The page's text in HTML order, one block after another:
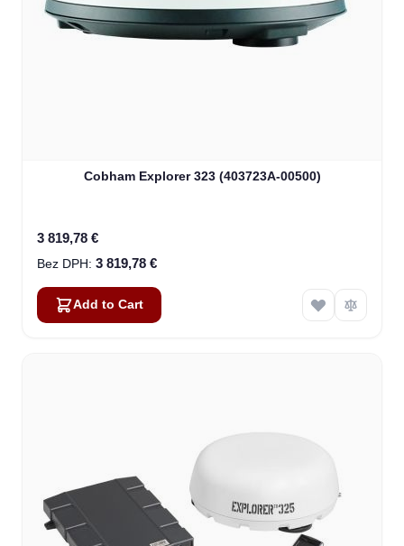
Cobham Explorer 323 (403723A-00500)
3 819,78 €
3 819,78 €
Add to Cart